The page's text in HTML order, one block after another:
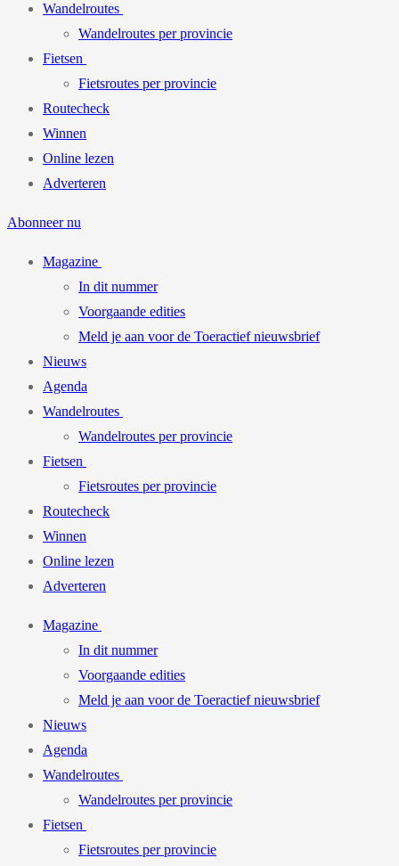
Wandelroutes
Wandelroutes per provincie
Fietsen
Fietsroutes per provincie
Routecheck
Winnen
Online lezen
Adverteren
Abonneer nu
Magazine
In dit nummer
Voorgaande edities
Meld je aan voor de Toeractief nieuwsbrief
Nieuws
Agenda
Wandelroutes
Wandelroutes per provincie
Fietsen
Fietsroutes per provincie
Routecheck
Winnen
Online lezen
Adverteren
Magazine
In dit nummer
Voorgaande edities
Meld je aan voor de Toeractief nieuwsbrief
Nieuws
Agenda
Wandelroutes
Wandelroutes per provincie
Fietsen
Fietsroutes per provincie